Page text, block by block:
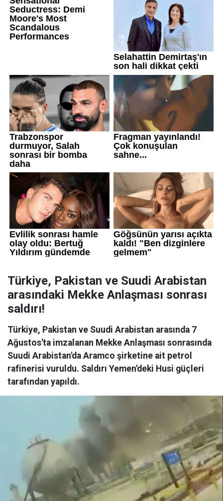
Türkiye, Pakistan ve Suudi Arabistan
arasındaki Mekke Anlaşması sonrası
saldırı!
Türkiye, Pakistan ve Suudi Arabistan arasında 7
Ağustos'ta imzalanan Mekke Anlaşması sonrasında
Suudi Arabistan'da Aramco şirketine ait petrol
rafinerisi vuruldu. Saldırı Yemen'deki Husi güçleri
tarafından yapıldı.